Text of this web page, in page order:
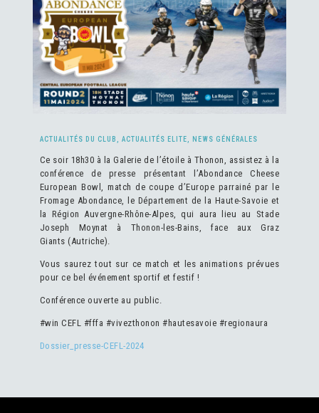
ACTUALITÉS DU CLUB ACTUALITÉS ELITE NEWS GÉNÉRALES
Ce soir 18h30 à la Galerie de l’étoile à Thonon, assistez à la
conférence de presse présentant l’Abondance Cheese
European Bowl, match de coupe d’Europe parrainé par le
Fromage Abondance, le Département de la Haute-Savoie et
la Région Auvergne-Rhône-Alpes, qui aura lieu au Stade
Joseph Moynat à Thonon-les-Bains, face aux Graz
Giants (Autriche).
Vous saurez tout sur ce match et les animations prévues
pour ce bel événement sportif et festif !
Conférence ouverte au public.
#win CEFL #fffa #vivezthonon #hautesavoie #regionaura
Dossier_presse-CEFL-2024